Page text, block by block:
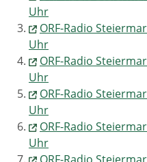
Uhr
ORF-Radio
Uhr
ORF-Radio
Uhr
ORF-Radio
Uhr
ORF-Radio
Uhr